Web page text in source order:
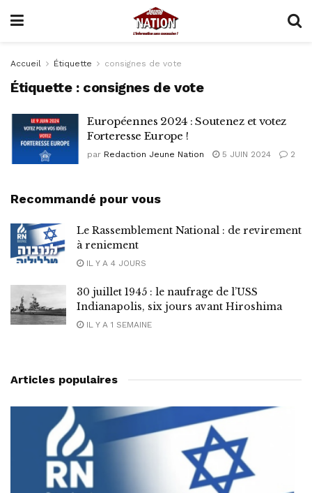
Accueil Étiquette consignes de vote
Étiquette : consignes de vote
Européennes 2024 : Soutenez et votez
Forteresse Europe !
par Redaction Jeune Nation 5 JUIN 2024 2
Recommandé pour vous
Le Rassemblement National : de revirement
à reniement
IL Y A 4 JOURS
30 juillet 1945 : le naufrage de l’USS
Indianapolis, six jours avant Hiroshima
IL Y A 1 SEMAINE
Articles populaires